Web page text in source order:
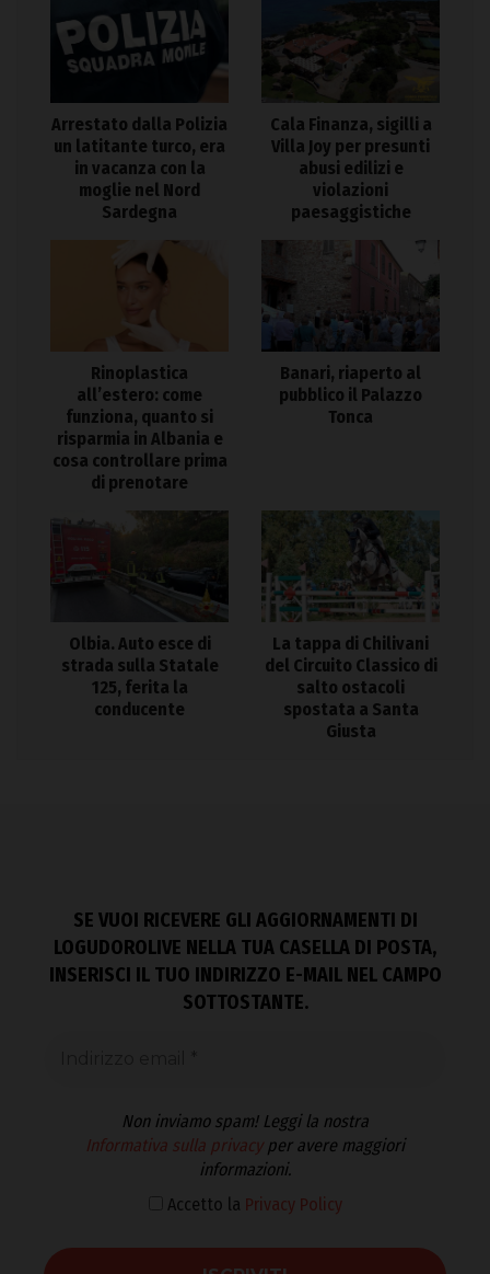
Arrestato dalla Polizia
un latitante turco, era
in vacanza con la
moglie nel Nord
Sardegna
Cala Finanza, sigilli a
Villa Joy per presunti
abusi edilizi e
violazioni
paesaggistiche
Rinoplastica
all’estero: come
funziona, quanto si
risparmia in Albania e
cosa controllare prima
di prenotare
Banari, riaperto al
pubblico il Palazzo
Tonca
Olbia. Auto esce di
strada sulla Statale
125, ferita la
conducente
La tappa di Chilivani
del Circuito Classico di
salto ostacoli
spostata a Santa
Giusta
SE VUOI RICEVERE GLI AGGIORNAMENTI DI
LOGUDOROLIVE NELLA TUA CASELLA DI POSTA,
INSERISCI IL TUO INDIRIZZO E-MAIL NEL CAMPO
SOTTOSTANTE.
Non inviamo spam! Leggi la nostra
Informativa sulla privacyper avere maggiori
informazioni.
Accetto la Privacy Policy